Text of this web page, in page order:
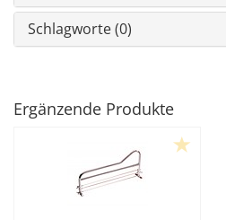
Schlagworte (0)
Ergänzende Produkte